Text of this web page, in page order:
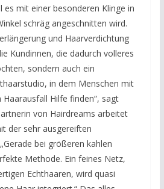
es mit einer besonderen Klinge in
schräg angeschnitten wird.
und Haarverdichtung
Kundinnen, die dadurch volleres
sondern auch ein
in dem Menschen mit
Hilfe finden“, sagt
von Hairdreams arbeitet
der sehr ausgereiften
bei größeren kahlen
Methode. Ein feines Netz,
Echthaaren, wird quasi